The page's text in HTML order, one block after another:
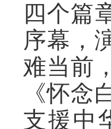
四个篇
序幕，
难当前
《怀
支援中